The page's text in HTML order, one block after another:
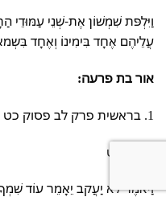
וַיִּלְפּת שִׁמְשׁוֹן אֶת-שְׁנֵי עַמּוּדֵי
עֲלֵיהֶם אֶחָד בִּימִינוֹ וְאֶחָד
אור בת פרעה:
1. בראשית פרק לב פסוק כט
פסוק כט
וַיּאמֶר לא יַעֲקב יֵאָמֵר עוֹד